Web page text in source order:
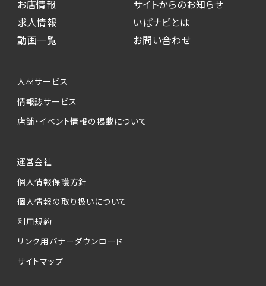
お店情報
求人情報
動画一覧
サイトからのお知らせ
いばナビとは
お問い合わせ
人材サービス
情報誌サービス
店舗・イベント情報の掲載について
運営会社
個人情報保護方針
個人情報の取り扱いについて
利用規約
リンク用バナーダウンロード
サイトマップ